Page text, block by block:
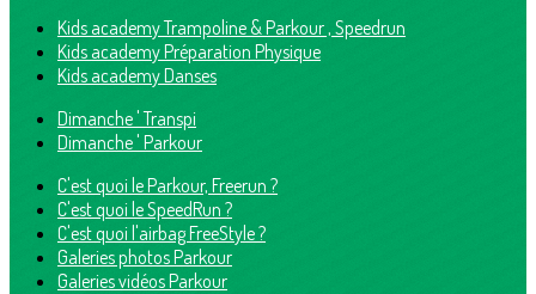
Kids academy Trampoline & Parkour , Speedrun
Kids academy Préparation Physique
Kids academy Danses
Dimanche ' Transpi
Dimanche ' Parkour
C'est quoi le Parkour, Freerun ?
C'est quoi le SpeedRun ?
C'est quoi l'airbag FreeStyle ?
Galeries photos Parkour
Galeries vidéos Parkour